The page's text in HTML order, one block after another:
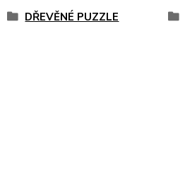
DŘEVĚNÉ PUZZLE